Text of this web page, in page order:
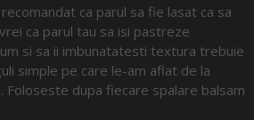
ca parul sa fie lasat ca sa
ca parul tau sa isi pastreze
si sa ii imbunatatesti textura trebuie
simple pe care le-am aflat de la
Foloseste dupa fiecare spalare balsam